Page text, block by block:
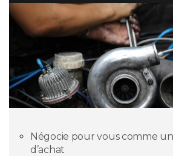
Négocie pour vous comme
d’achat